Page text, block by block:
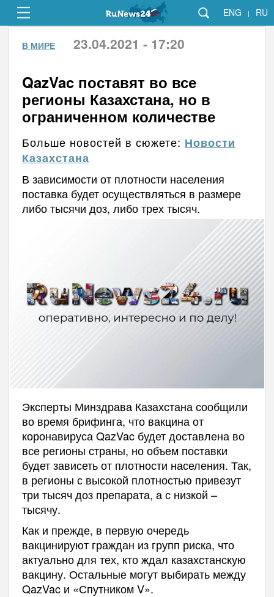
ENG | RU
В МИРЕ 23.04.2021 - 17:20
QazVac поставят во все
регионы Казахстана, но в
ограниченном количестве
Больше новостей в сюжете: Новости
Казахстана
В зависимости от плотности населения
поставка будет осуществляться в размере
либо тысячи доз, либо трех тысяч.
Эксперты Минздрава Казахстана сообщили
во время брифинга, что вакцина от
коронавируса QazVac будет доставлена во
все регионы страны, но объем поставки
будет зависеть от плотности населения. Так,
в регионы с высокой плотностью привезут
три тысяч доз препарата, а с низкой –
тысячу.
Как и прежде, в первую очередь
вакцинируют граждан из групп риска, что
актуально для тех, кто ждал казахстанскую
вакцину. Остальные могут выбирать между
QazVac и «Спутником V».